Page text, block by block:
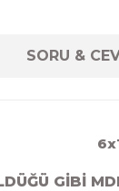
SORU &
GİBİ